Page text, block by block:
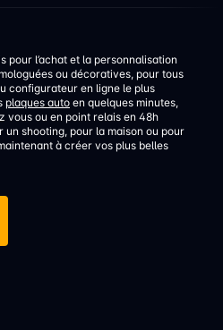
pour l’achat et la personnalisation
ou décoratives, pour tous
configurateur en ligne le plus
plaques auto en quelques minutes,
ou en point relais en 48h
shooting, pour la maison ou pour
à créer vos plus belles